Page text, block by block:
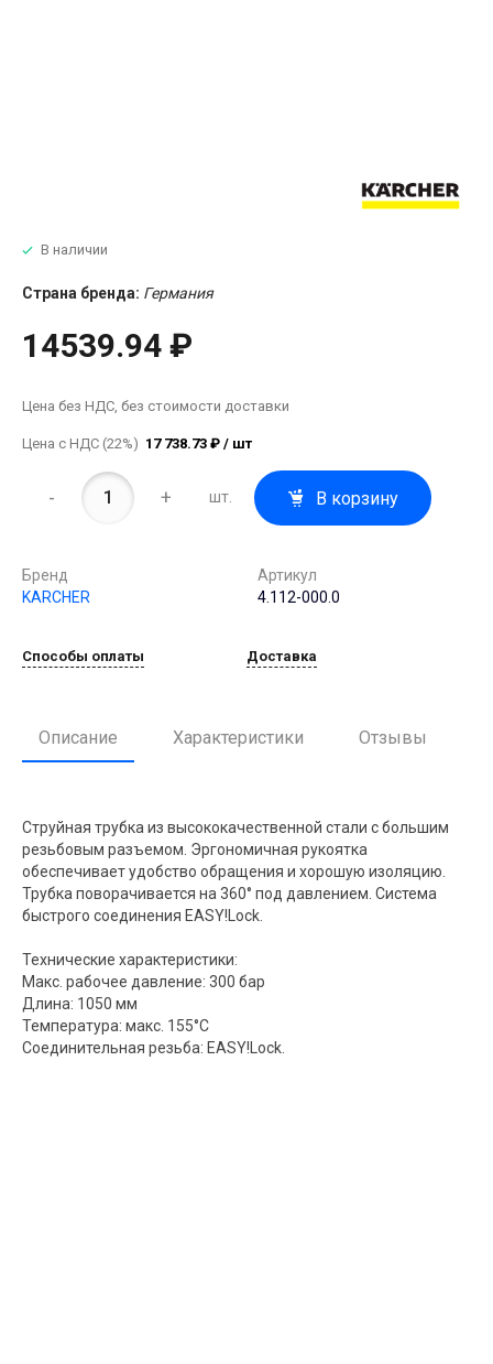
В наличии
Страна бренда: Германия
14539.94 ₽
Цена без НДС, без стоимости доставки
Цена с НДС (22%) 17 738.73 ₽ / шт
- + шт. В корзину
Бренд
KARCHER
Артикул
4.112-000.0
Способы оплаты Доставка
Описание Характеристики Отзывы
Струйная трубка из высококачественной стали с большим
резьбовым разъемом. Эргономичная рукоятка
обеспечивает удобство обращения и хорошую изоляцию.
Трубка поворачивается на 360° под давлением. Система
быстрого соединения EASY!Lock.
Технические характеристики:
Макс. рабочее давление: 300 бар
Длина: 1050 мм
Температура: макс. 155°С
Соединительная резьба: EASY!Lock.